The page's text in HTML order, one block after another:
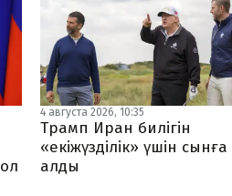
4 августа 2026, 10:35
Трамп Иран билігін
«екіжүзділік» үшін сынға
алды